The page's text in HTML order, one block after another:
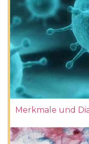
Merkmale und